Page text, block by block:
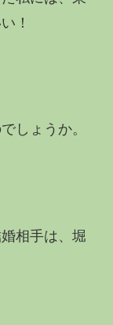
！
しょうか。
相手は、堀